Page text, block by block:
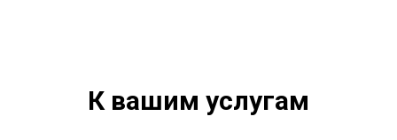
К вашим услугам